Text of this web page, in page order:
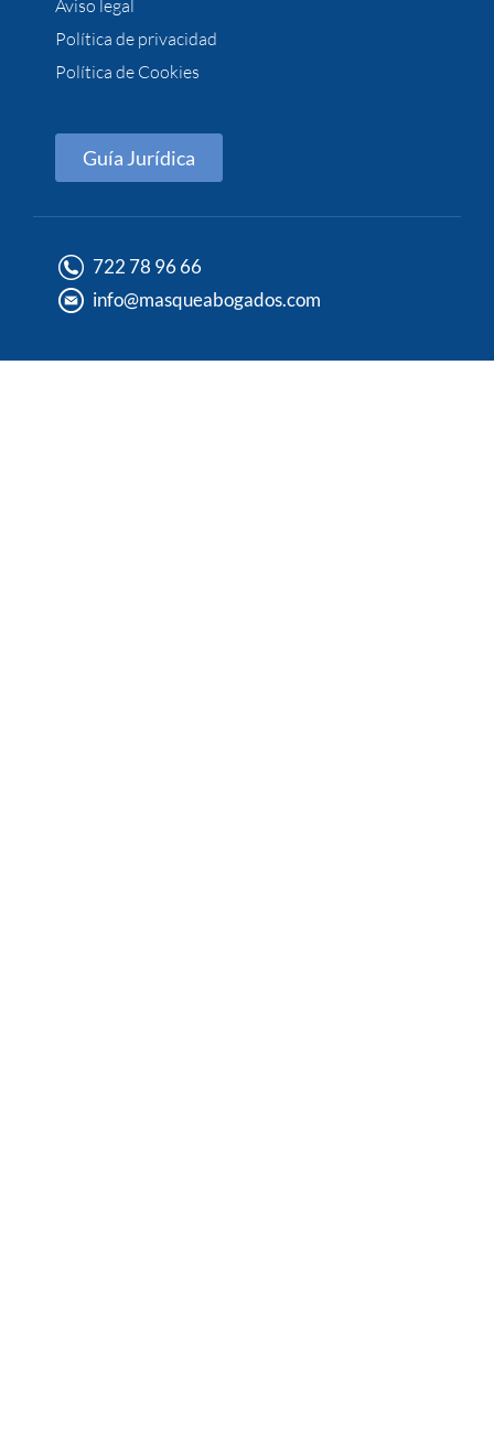
Aviso legal
Política de privacidad
Política de Cookies
Guía Jurídica
722 78 96 66
info@masqueabogados.com